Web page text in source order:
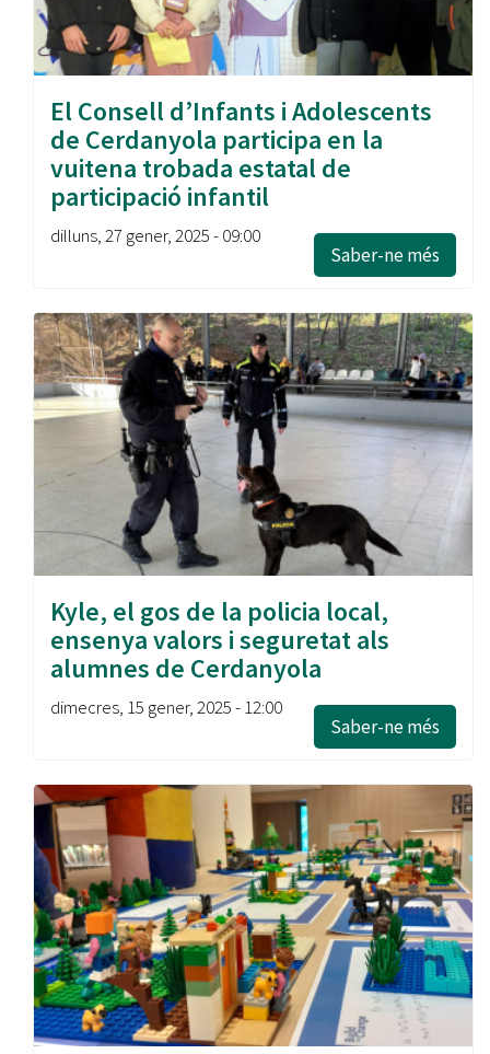
El Consell d’Infants i Adolescents
de Cerdanyola participa en la
vuitena trobada estatal de
participació infantil
dilluns, 27 gener, 2025 - 09:00
Saber-ne més
Kyle, el gos de la policia local,
ensenya valors i seguretat als
alumnes de Cerdanyola
dimecres, 15 gener, 2025 - 12:00
Saber-ne més